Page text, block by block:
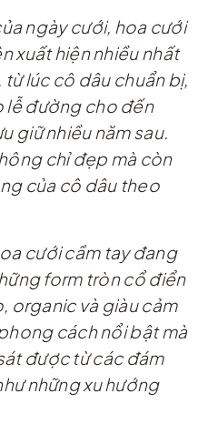
ngày cưới, hoa cưới
xuất hiện nhiều nhất
lúc cô dâu chuẩn bị,
lễ đường cho đến
giữ nhiều năm sau.
chỉ đẹp mà còn
của cô dâu theo
cưới cầm tay đang
form tròn cổ điển
organic và giàu cảm
cách nổi bật mà
được từ các đám
những xu hướng